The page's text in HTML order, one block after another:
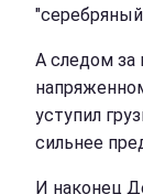
А следом за
уступил
сильнее
И наконец